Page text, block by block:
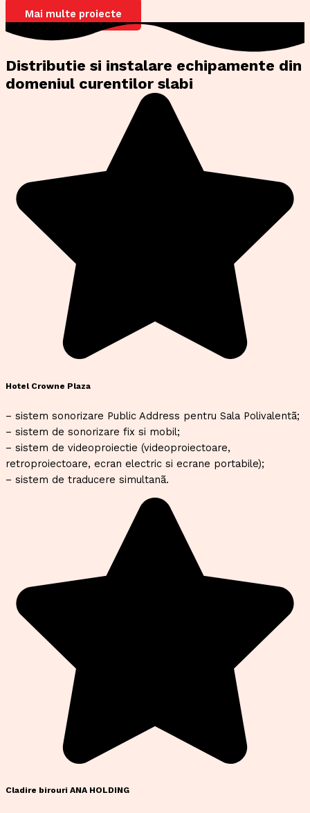
Mai multe proiecte
Distributie si instalare echipamente din
domeniul curentilor slabi
Hotel Crowne Plaza
– sistem sonorizare Public Address pentru Sala Polivalentã;
– sistem de sonorizare fix si mobil;
– sistem de videoproiectie (videoproiectoare,
retroproiectoare, ecran electric si ecrane portabile);
– sistem de traducere simultanã.
Cladire birouri ANA HOLDING